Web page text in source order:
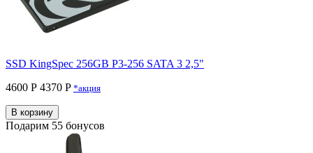
SSD KingSpec 256GB P3-256 SATA 3 2,5"
4600 Р 4370 P *акция
В корзину
Подарим 55 бонусов